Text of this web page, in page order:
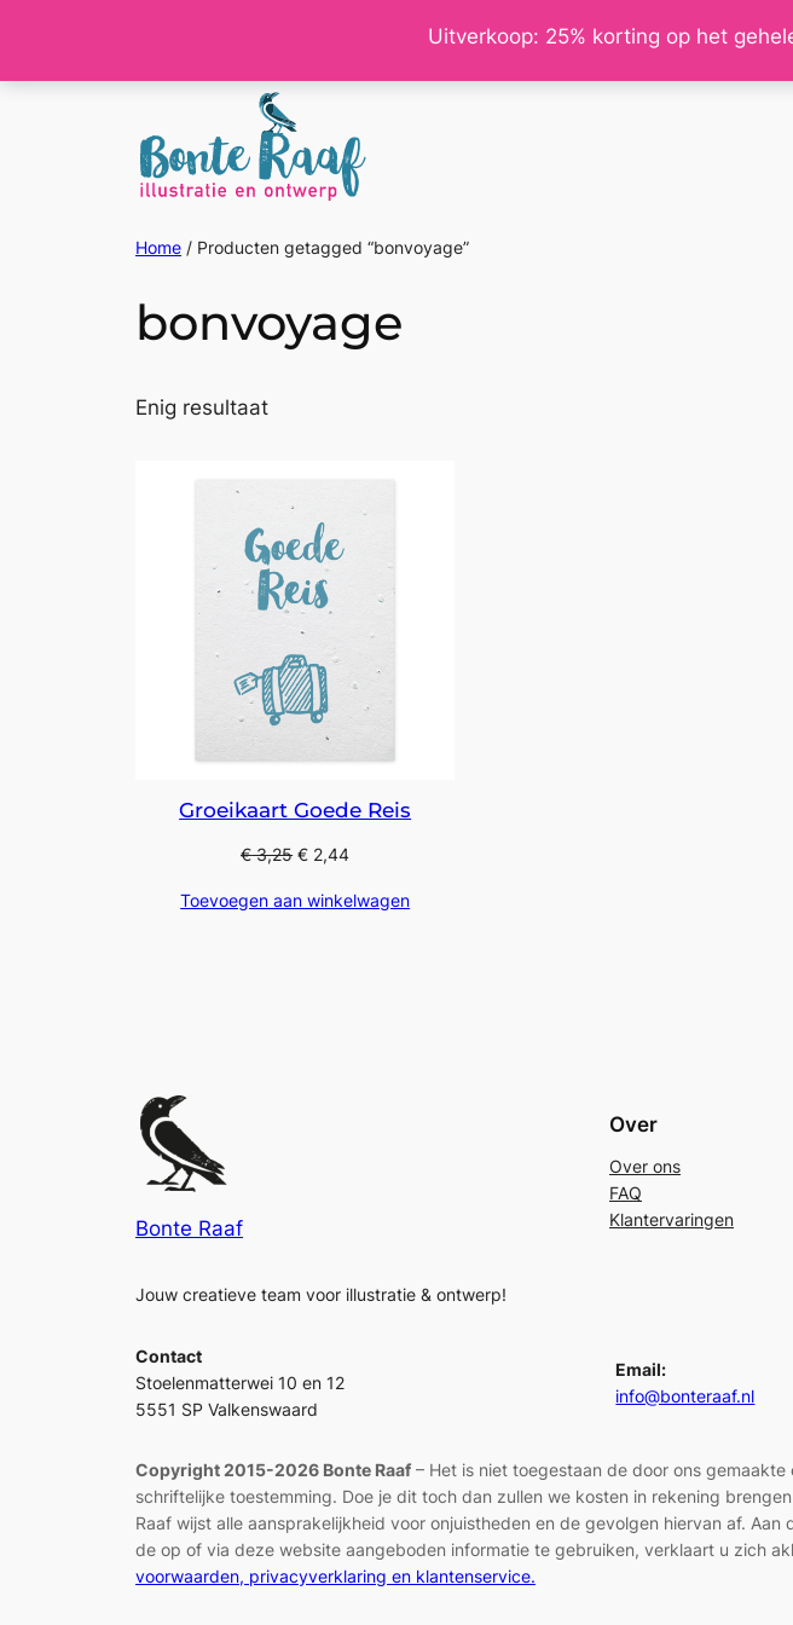
Uitverkoop: 25% korting op het
de
Home / Producten getagged “bonvoyage”
bonvoyage
Enig resultaat
Groeikaart Goede Reis
€3,25 € 2,44
Toevoegen aan winkelwagen
Bonte Raaf
Jouw creatieve team voor illustratie & ontwerp!
Over
Over ons
FAQ
Klantervaringen
Contact
Stoelenmatterwei 10 en 12
5551 SP Valkenswaard
Email:
info@bonteraaf.nl
Copyright 2015-2026 Bonte Raaf – Het is niet toegestaan de door ons
schriftelijke toestemming. Doe je dit toch dan zullen we kosten in rekening
Raaf wijst alle aansprakelijkheid voor onjuistheden en de gevolgen hiervan af.
de op of via deze website aangeboden informatie te gebruiken, verklaart u zich
voorwaarden, privacyverklaring en klantenservice.